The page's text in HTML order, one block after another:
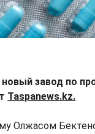
завод по
Taspanews.kz.
Олжасом